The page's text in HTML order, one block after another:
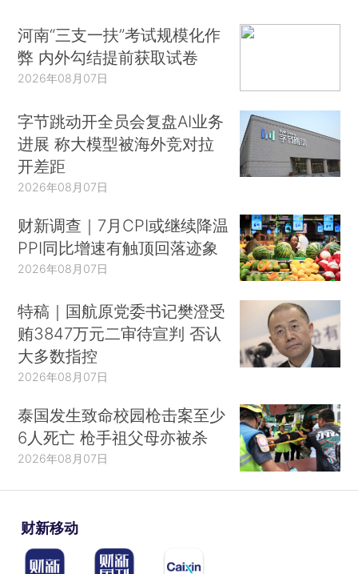
河南“三支一扶”考试规模化作
弊 内外勾结提前获取试卷
2026年08月07日
字节跳动开全员会复盘AI业务
进展 称大模型被海外竞对拉
开差距
2026年08月07日
财新调查｜7月CPI或继续降温
PPI同比增速有触顶回落迹象
2026年08月07日
特稿｜国航原党委书记樊澄受
贿3847万元二审待宣判 否认
大多数指控
2026年08月07日
泰国发生致命校园枪击案至少
6人死亡 枪手祖父母亦被杀
2026年08月07日
财新移动